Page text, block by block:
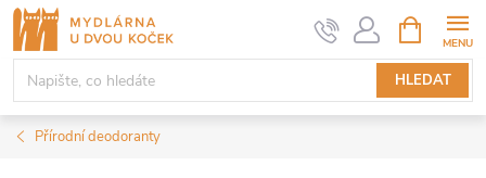
Přejít
obsah
HLEDAT
NÁKUPNÍ
KOŠÍK
Přírodní deodoranty